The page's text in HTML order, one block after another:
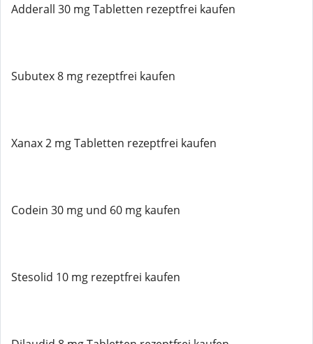
Adderall 30 mg Tabletten rezeptfrei kaufen
Subutex 8 mg rezeptfrei kaufen
Xanax 2 mg Tabletten rezeptfrei kaufen
Codein 30 mg und 60 mg kaufen
Stesolid 10 mg rezeptfrei kaufen